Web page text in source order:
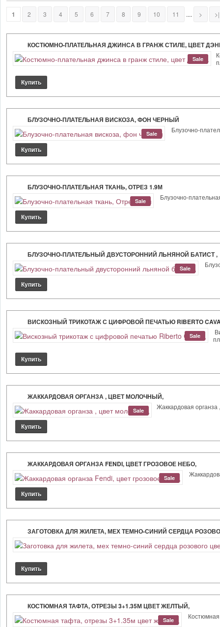
1 2 3 4 5 6 7 8 9 10 11 .... > >|
КОСТЮМНО-ПЛАТЕЛЬНАЯ ДЖИНСА В ГРАНЖ СТИЛЕ, ЦВЕТ
Sale
БЛУЗОЧНО-ПЛАТЕЛЬНАЯ ВИСКОЗА, ФОН ЧЕРНЫЙ
Sale Блузочно-
БЛУЗОЧНО-ПЛАТЕЛЬНАЯ ТКАНЬ, ОТРЕЗ 1.9М
Sale Блузочно-
БЛУЗОЧНО-ПЛАТЕЛЬНЫЙ ДВУСТОРОННИЙ ЛЬНЯНОЙ БАТИСТ ,
Sale
ВИСКОЗНЫЙ ТРИКОТАЖ С ЦИФРОВОЙ ПЕЧАТЬЮ RIBERTO
Sale
ЖАККАРДОВАЯ ОРГАНЗА , ЦВЕТ МОЛОЧНЫЙ,
Sale Жаккардовая
ЖАККАРДОВАЯ ОРГАНЗА FENDI, ЦВЕТ ГРОЗОВОЕ НЕБО,
Sale
ЗАГОТОВКА ДЛЯ ЖИЛЕТА, МЕХ ТЕМНО-СИНИЙ СЕРДЦА
КОСТЮМНАЯ ТАФТА, ОТРЕЗЫ 3+1.35М ЦВЕТ ЖЕЛТЫЙ,
Sale